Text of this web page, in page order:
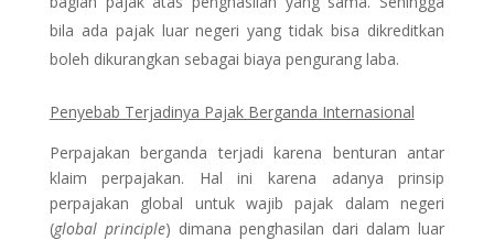
bila ada pajak luar negeri yang tidak bisa dikreditkan
boleh dikurangkan sebagai biaya pengurang laba.
Penyebab Terjadinya Pajak Berganda Internasional
Perpajakan berganda terjadi karena benturan antar
klaim perpajakan. Hal ini karena adanya prinsip
perpajakan global untuk wajib pajak dalam negeri
(global principle) dimana penghasilan dari dalam luar